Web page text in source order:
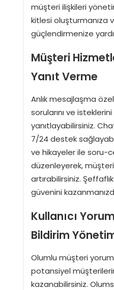
müşteri ilişkileri
kitlesi oluşturmanıza
güçlendirmenize
Müşteri
Yanıt Verme
Anlık mesajlaşma
sorularını ve isteklerini
yanıtlayabilirsiniz.
7/24 destek
ve hikayeler ile soru-
düzenleyerek,
artırabilirsiniz.
güvenini
Kullanıcı
Bildirim
Olumlu müşteri
potansiyel
kazanabilirsiniz.